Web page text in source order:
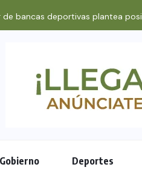
de bancas deportivas plantea
Gobierno Deportes